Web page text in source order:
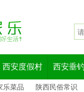
西安度假村 西安垂
乐菜品 陕西民俗常识